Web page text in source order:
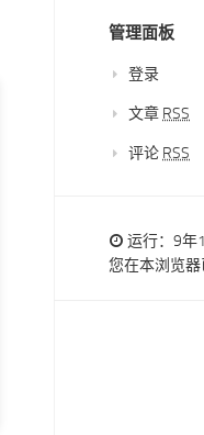
管理面板
登录
文章 RSS
评论 RSS
运行：9年
您在本浏览器